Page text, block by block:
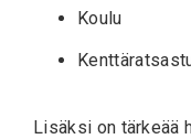
Koulu
Lisäksi on tärkeää